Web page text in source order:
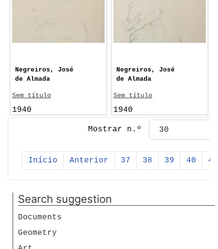
Mostrar n.º
Início Anterior 37 38 39 40 41
Negreiros, José
de Almada
Sem título
1940
Negreiros, José
de Almada
Sem título
1940
Search suggestion
Documents
Geometry